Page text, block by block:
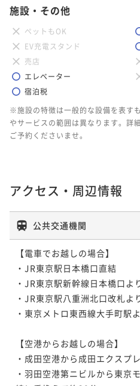
-UTSUROI- コー
55平米 禁煙 無料Wi-Fi
ツイン
施設・その他
ペットもOK
EV充電スタンド
売店
エレベーター
宿泊税
※施設の特徴は一般的な設備を表す
やサービスの範囲は異なります。詳
ご予約くださいませ。
アクセス・周辺情報
公共交通機関
【電車でお越しの場合】
・JR東京駅日本橋口直結
・JR東京駅新幹線日本橋口よ
・JR東京駅八重洲北口改札よ
・東京メトロ東西線大手町駅
【空港からお越しの場合】
・成田空港から成田エクスプ
・羽田空港第ニビルから東京